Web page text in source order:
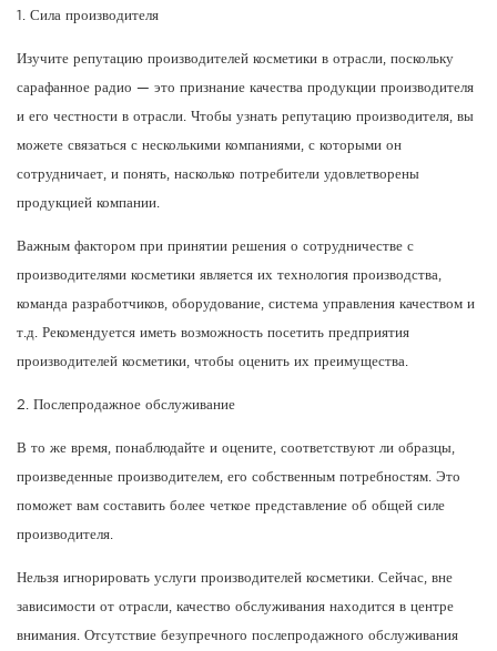
1. Сила производителя
Изучите репутацию производителей косметики в отрасли, поскольку
сарафанное радио — это признание качества продукции производителя
и его честности в отрасли. Чтобы узнать репутацию производителя, вы
можете связаться с несколькими компаниями, с которыми он
сотрудничает, и понять, насколько потребители удовлетворены
продукцией компании.
Важным фактором при принятии решения о сотрудничестве с
производителями косметики является их технология производства,
команда разработчиков, оборудование, система управления качеством и
т.д. Рекомендуется иметь возможность посетить предприятия
производителей косметики, чтобы оценить их преимущества.
2. Послепродажное обслуживание
В то же время, понаблюдайте и оцените, соответствуют ли образцы,
произведенные производителем, его собственным потребностям. Это
поможет вам составить более четкое представление об общей силе
производителя.
Нельзя игнорировать услуги производителей косметики. Сейчас, вне
зависимости от отрасли, качество обслуживания находится в центре
внимания. Отсутствие безупречного послепродажного обслуживания